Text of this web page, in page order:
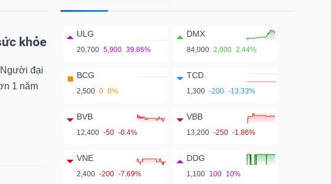
khỏe
đại
1 năm
ULG
20,700 5,900 39.86%
DMX
84,000 2,000 2.44%
BCG
2,500 0 0%
TCD
1,300 -200 -13.33%
BVB
12,400 -50 -0.4%
VBB
13,200 -250 -1.86%
VNE
2,400 -200 -7.69%
DDG
1,100 100 10%